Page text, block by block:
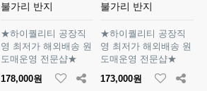
불가리 반지
★하이퀄리티 공장직
영 최저가 해외배송 원
도매운영 전문샵★
178,000원
불가리 반지
★하이퀄리티 공장직
영 최저가 해외배송 원
도매운영 전문샵★
173,000원